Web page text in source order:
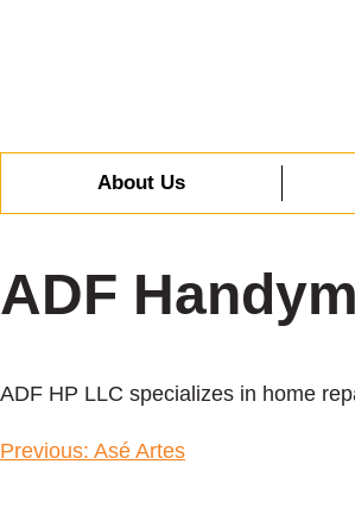
About Us
ADF
ADF HP LLC specializes in home
Previous: Asé Artes